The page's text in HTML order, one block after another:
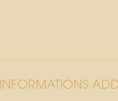
INFORMATIONS